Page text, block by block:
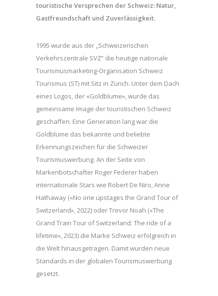
touristische Versprechen der Schweiz: Natur,
Gastfreundschaft und Zuverlässigkeit.
1995 wurde aus der „Schweizerischen
Verkehrszentrale SVZ“ die heutige nationale
Tourismusmarketing-Organisation Schweiz
Tourismus (ST) mit Sitz in Zürich. Unter dem Dach
eines Logos, der «Goldblume», wurde das
gemeinsame Image der touristischen Schweiz
geschaffen. Eine Generation lang war die
Goldblume das bekannte und beliebte
Erkennungszeichen für die Schweizer
Tourismuswerbung. An der Seite von
Markenbotschafter Roger Federer haben
internationale Stars wie Robert De Niro, Anne
Hathaway («No one upstages the Grand Tour of
Switzerland», 2022) oder Trevor Noah («The
Grand Train Tour of Switzerland: The ride of a
lifetime», 2023) die Marke Schweiz erfolgreich in
die Welt hinausgetragen. Damit wurden neue
Standards in der globalen Tourismuswerbung
gesetzt.